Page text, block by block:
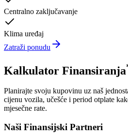
Centralno zaključavanje
Klima uređaj
Zatraži ponudu
Kalkulator Finansiranja
Planirajte svoju kupovinu uz naš
cijenu vozila, učešće i period otplate
mjesečne rate.
Naši Finansijski Partneri